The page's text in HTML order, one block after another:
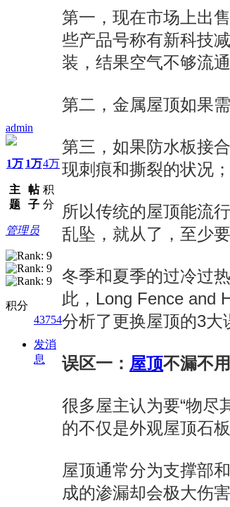
admin
1万
主
题
1万
帖
子
4万
积
分
管理员
积分
43754
发消
息
第一，现在市场上出
些产品号称有新科技
装，结果空气不够流
第二，金属屋顶如果
第三，如果防水板接
现刺痕和撕裂的状况
所以传统的屋顶能流
乱坠，就从了，至少
冬季和夏季的过冷过
此，Long Fence and
分析了更换屋顶的3大
误区一： 屋顶不漏不
很多屋主认为要“物尽
的不仅是外观屋顶石
屋顶通常分为支撑部
成的渗漏却会极大伤